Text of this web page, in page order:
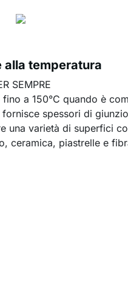
alla temperatura
SEMPRE
a 150°C quando è
spessori di
una varietà di superfici
ceramica, piastrelle e